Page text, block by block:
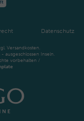
Datenschutz
Versandkosten.
ausgeschlossen Inseln.
vorbehalten /